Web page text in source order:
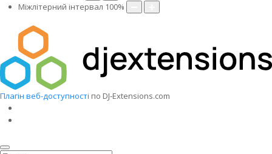
Міжлітерний інтервал 100%
Плагін веб-доступності по DJ-Extensions.com